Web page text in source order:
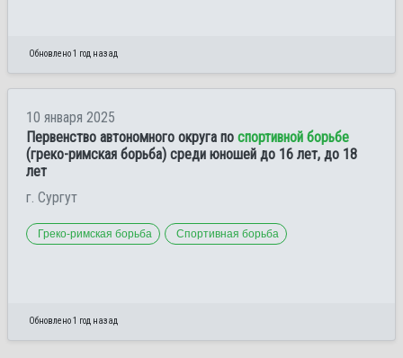
Обновлено 1 год назад
10 января 2025
Первенство автономного округа по спортивной борьбе
(греко-римская борьба) среди юношей до 16 лет, до 18
лет
г. Сургут
Греко-римская борьба Спортивная борьба
Обновлено 1 год назад